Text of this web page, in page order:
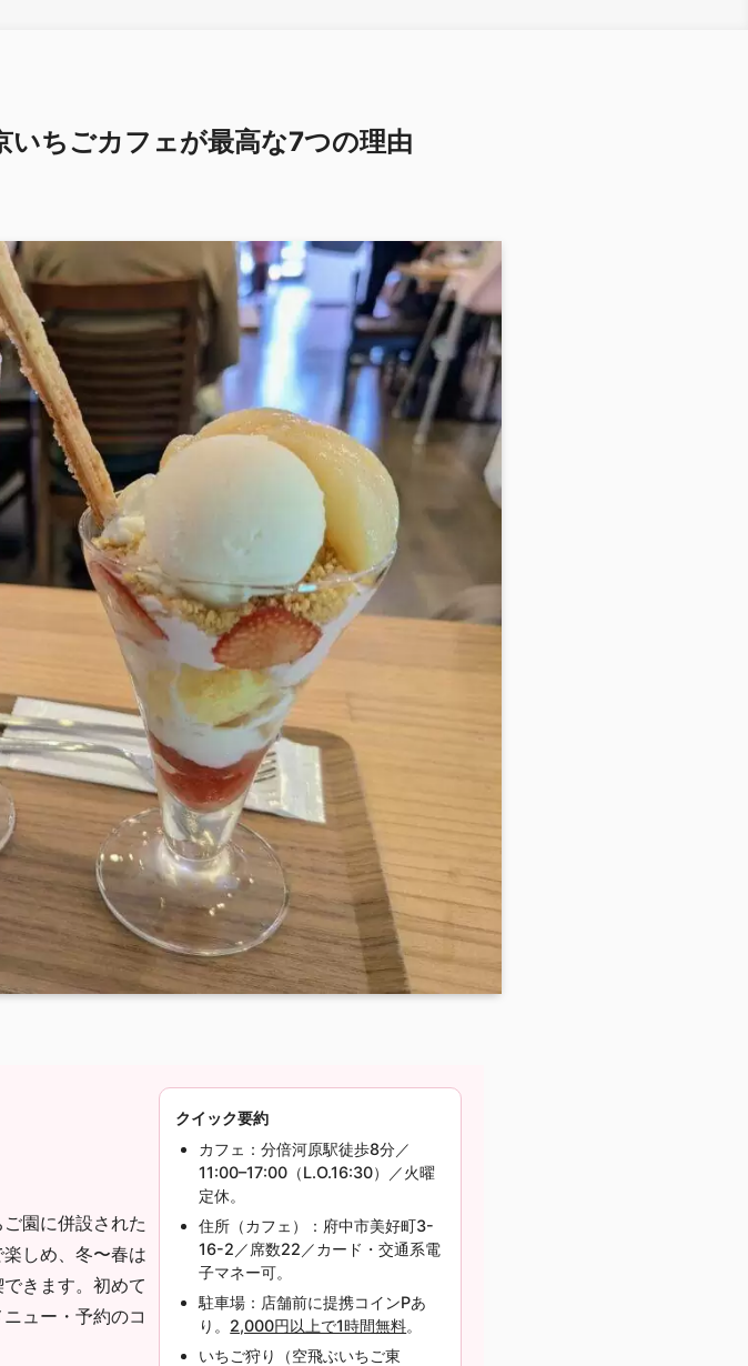
いちごカフェが最高な7つの理由
ご園に併設された
楽しめ、冬〜春は
きます。初めて
ュー・予約のコ
クイック要約
カフェ：分倍河原駅徒歩8分／
11:00–17:00（L.O.16:30）／火曜
定休。
住所（カフェ）：府中市美好町3-
16-2／席数22／カード・交通系電
子マネー可。
駐車場：店舗前に提携コインPあ
り。 2,000円以上で1時間無料。
いちご狩り（空飛ぶいちご東